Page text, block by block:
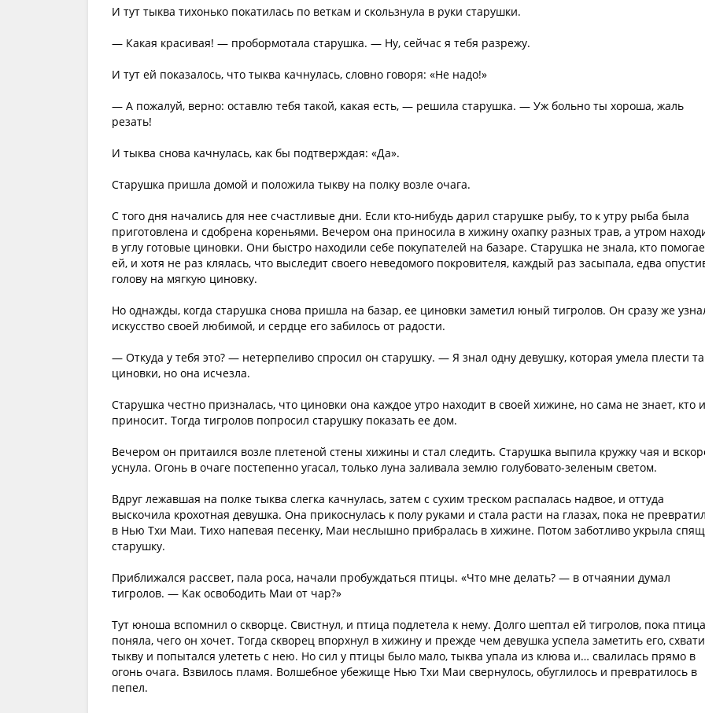
И тут тыква тихонько покатилась по веткам и скользнула в руки старушки.
— Какая красивая! — пробормотала старушка. — Ну, сейчас я тебя разрежу.
И тут ей показалось, что тыква качнулась, словно говоря: «Не надо!»
— А пожалуй, верно: оставлю тебя такой, какая есть, — решила старушка. — Уж больно ты хороша, жаль
резать!
И тыква снова качнулась, как бы подтверждая: «Да».
Старушка пришла домой и положила тыкву на полку возле очага.
С того дня начались для нее счастливые дни. Если кто-нибудь дарил старушке рыбу, то к утру рыба была
приготовлена и сдобрена кореньями. Вечером она приносила в хижину охапку разных трав, а утром
в углу готовые циновки. Они быстро находили себе покупателей на базаре. Старушка не знала, кто
ей, и хотя не раз клялась, что выследит своего неведомого покровителя, каждый раз засыпала, едва
голову на мягкую циновку.
Но однажды, когда старушка снова пришла на базар, ее циновки заметил юный тигролов. Он сразу же
искусство своей любимой, и сердце его забилось от радости.
— Откуда у тебя это? — нетерпеливо спросил он старушку. — Я знал одну девушку, которая умела плести
циновки, но она исчезла.
Старушка честно призналась, что циновки она каждое утро находит в своей хижине, но сама не знает, кто
приносит. Тогда тигролов попросил старушку показать ее дом.
Вечером он притаился возле плетеной стены хижины и стал следить. Старушка выпила кружку чая и
уснула. Огонь в очаге постепенно угасал, только луна заливала землю голубовато-зеленым светом.
Вдруг лежавшая на полке тыква слегка качнулась, затем с сухим треском распалась надвое, и оттуда
выскочила крохотная девушка. Она прикоснулась к полу руками и стала расти на глазах, пока не
в Нью Тхи Маи. Тихо напевая песенку, Маи неслышно прибралась в хижине. Потом заботливо укрыла
старушку.
Приближался рассвет, пала роса, начали пробуждаться птицы. «Что мне делать? — в отчаянии думал
тигролов. — Как освободить Маи от чар?»
Тут юноша вспомнил о скворце. Свистнул, и птица подлетела к нему. Долго шептал ей тигролов, пока
поняла, чего он хочет. Тогда скворец впорхнул в хижину и прежде чем девушка успела заметить его,
тыкву и попытался улететь с нею. Но сил у птицы было мало, тыква упала из клюва и… свалилась прямо в
огонь очага. Взвилось пламя. Волшебное убежище Нью Тхи Маи свернулось, обуглилось и превратилось в
пепел.